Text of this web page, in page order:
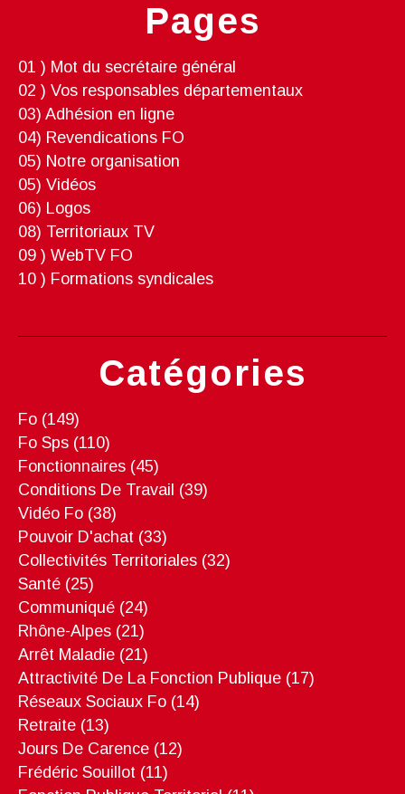
Catégories
Fo (149)
Fo Sps (110)
Fonctionnaires (45)
Conditions De Travail (39)
Vidéo Fo (38)
Pouvoir D'achat (33)
Collectivités Territoriales (32)
Santé (25)
Communiqué (24)
Rhône-Alpes (21)
Arrêt Maladie (21)
Attractivité De La Fonction Publique (17)
Réseaux Sociaux Fo (14)
Retraite (13)
Jours De Carence (12)
Frédéric Souillot (11)
Pages
01 ) Mot du secrétaire général
02 ) Vos responsables départementaux
03) Adhésion en ligne
04) Revendications FO
05) Notre organisation
05) Vidéos
06) Logos
08) Territoriaux TV
09 ) WebTV FO
10 ) Formations syndicales